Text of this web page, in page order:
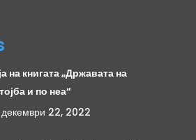
на книгата „Државата на
и по неа“
декември 22, 2022